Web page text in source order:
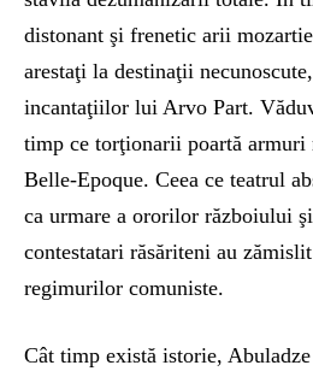
distonant şi frenetic arii
arestaţi la destinaţii
incantaţiilor lui Arvo Part.
timp ce torţionarii poartă armuri
Belle-Epoque. Ceea ce teatrul
ca urmare a ororilor războiului
contestatari răsăriteni au
regimurilor comuniste.
Cât timp există istorie,